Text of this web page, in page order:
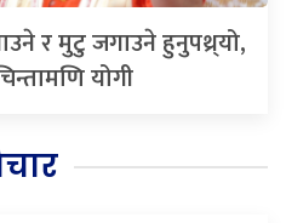
र मुटु जगाउने हुनुपथ्र्यो,
योगी